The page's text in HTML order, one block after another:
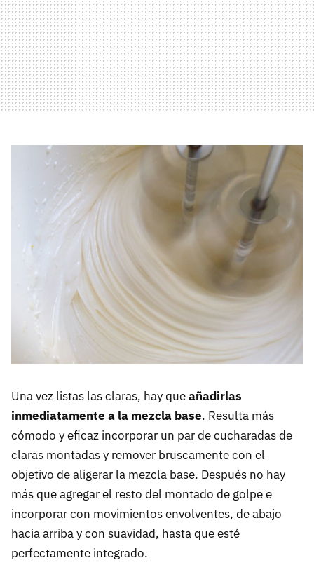
Una vez listas las claras, hay queañadirlas
inmediatamente a la mezcla base. Resulta más
cómodo y eficaz incorporar un par de cucharadas de
claras montadas y remover bruscamente con el
objetivo de aligerar la mezcla base. Después no hay
más que agregar el resto del montado de golpe e
incorporar con movimientos envolventes, de abajo
hacia arriba y con suavidad, hasta que esté
perfectamente integrado.